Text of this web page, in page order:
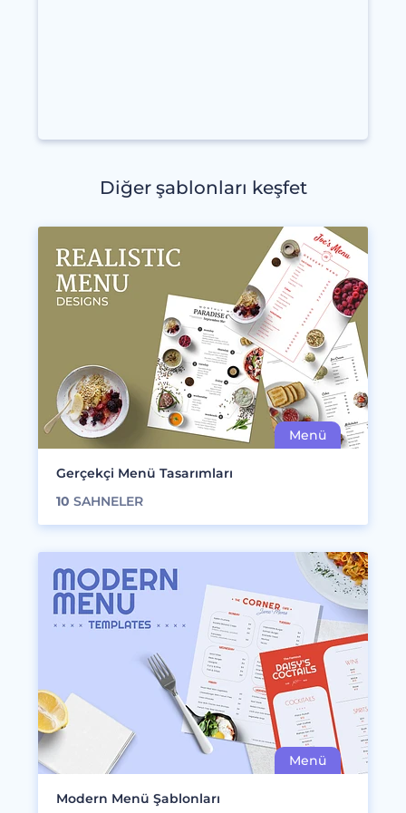
Diğer şablonları keşfet
Gerçekçi Menü Tasarımları
10 SAHNELER
Modern Menü Şablonları